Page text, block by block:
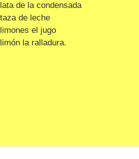
de la condensada
de leche
el jugo
la ralladura.